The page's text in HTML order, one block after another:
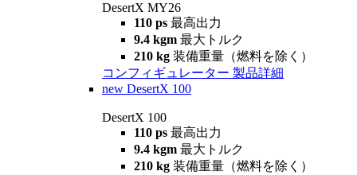
DesertX MY26
110 ps 最高出力
9.4 kgm 最大トルク
210 kg 装備重量（燃料を除く）
コンフィギュレーター 製品詳細
new DesertX 100
DesertX 100
110 ps 最高出力
9.4 kgm 最大トルク
210 kg 装備重量（燃料を除く）